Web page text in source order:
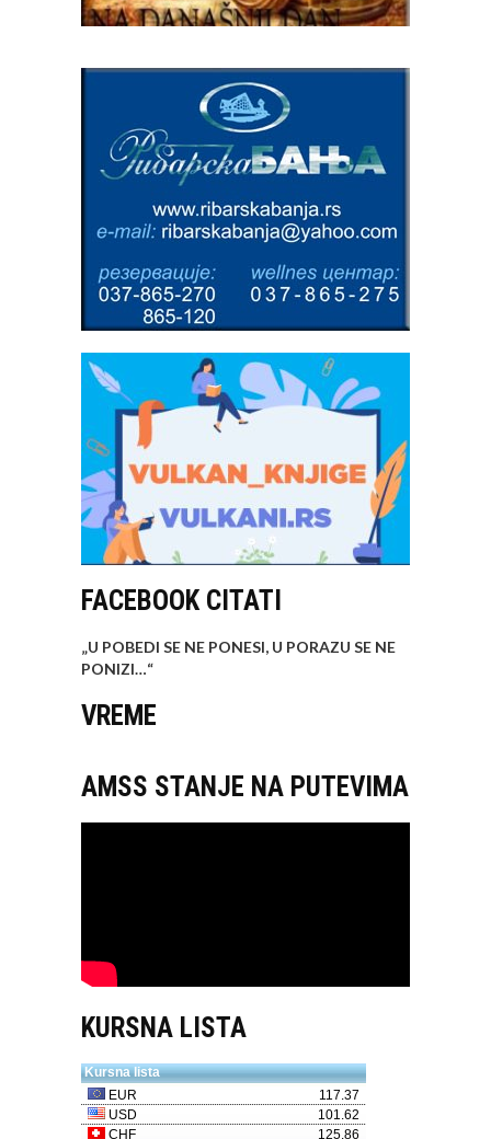
FACEBOOK CITATI
„U POBEDI SE NE PONESI, U PORAZU SE NE
PONIZI…“
VREME
AMSS STANJE NA PUTEVIMA
KURSNA LISTA